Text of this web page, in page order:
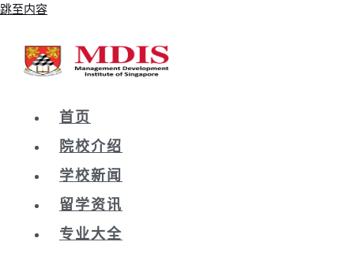
跳至内容
首页
院校介绍
学校新闻
留学资讯
专业大全